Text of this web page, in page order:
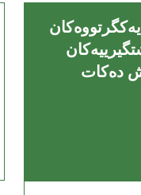
دەکات